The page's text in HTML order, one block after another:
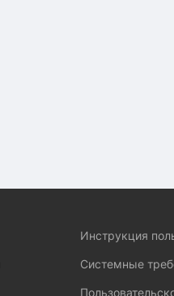
Инструкция
Системные